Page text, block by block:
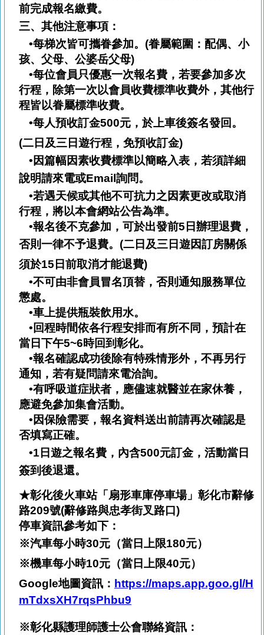
前完成報名繳費。
三、 其他注意事項：
•每梯次皆可攜眷參加。(眷屬範圍：配偶、小
孩、父母、公婆岳父母)
•每位會員只優惠一次報名費，若要參加多次
行程，除第一次以會員收費標準收費外，其他行
程皆以眷屬標準收費。
•每人預收訂金500元，於上車後簽名發回。
(二日及三日遊行程，免預收訂金)
•因篇幅因素收費標準以簡略入表，若須詳細
說明請來電或Email 詢問。
•若遇天候或其他不可抗力之因素更改或取消
行程，將以本會網站公告為準。
•報名後不克參加，可於出發前5日辦理退費，
否則一律不予退費。 (二日及三日遊因訂房關係
須於15 日前取消才能退費)
•不可由非會員冒名頂替，否則通知服務單位
懲處。
•車上提供瓶裝飲用水。
•回程時間依各行程安排而有所不同，預計在
當日下午5~6時回到彰化。
•報名確認成功後除有特殊情形外，不再另行
通知，若有疑問請來電洽詢。
•有呼吸道症狀者，應儘速就醫並在家休養，
應避免參加集會活動。
•因保險需要，報名資料送出前請再次確認是
否填寫正確。
•1 日遊之報名費，內含500元訂金，活動當日
簽到後退還。
★彰化後火車站「扇形車庫停車場」彰化市辭修
路209號(辭修路與忠孝街叉路口)
停車資訊參考如下：
※汽車每小時30元（當日上限180元）
※機車每小時10元（當日上限40元）
Google地圖資訊： https://maps.app.goo.gl/H
mTdxsXH7rqsPhbu9
※彰化縣護理師護士公會聯絡資訊：